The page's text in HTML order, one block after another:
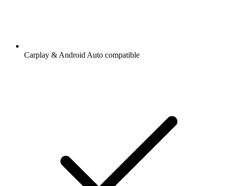
Carplay & Android Auto compatible